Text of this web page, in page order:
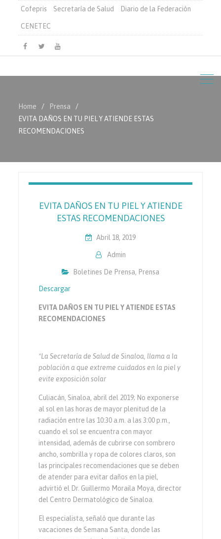
Cofepris Secretaría de Salud Diario de la Federación
CENETEC
Facebook
TwitterYoutube
Home
Prensa
EVITA DAÑOS EN TU PIEL Y ATIENDE ESTAS
RECOMENDACIONES
EVITA DAÑOS EN TU PIEL Y ATIENDE
ESTAS RECOMENDACIONES
Abril 18, 2019
Admin
Boletines De Prensa, Prensa
Descargar
EVITA DAÑOS EN TU PIEL Y ATIENDE ESTAS
RECOMENDACIONES
*La Secretaría de Salud de Sinaloa, llama a la
población a que extreme cuidados en la piel y
evite exposición solar
Culiacán, Sinaloa, abril del 2019; No exponerse
al sol en las horas de mayor plenitud de la
radiación entre las 10:30 a.m. a las 3:00 p.m.,
cuando el sol se encuentra con mayor
intensidad, además de cubrirse con sombrero
ancho, sombrilla y ropa de colores claros, son
las principales recomendaciones que se deben
de atender para evitar daños en la piel,
advirtió el Dr. Guillermo Moraila Moya, director
del Centro Dermatológico de Sinaloa.
El especialista, señaló que durante las
vacaciones de Semana Santa, donde las